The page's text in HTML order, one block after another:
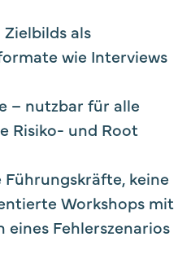
als
wie Interviews
– nutzbar für alle
Risiko- und Root
keine
Workshops mit
Fehlerszenarios